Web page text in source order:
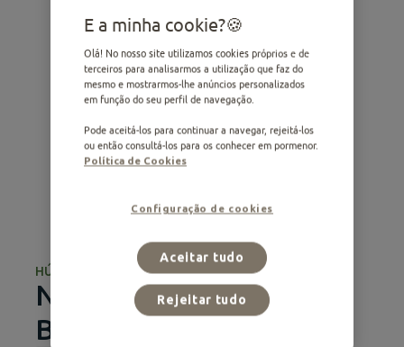
HÚMIDA
Nature com salmão e
Bacalhau
E a minha cookie?
Olá! No nosso site utilizamos cookies próprios e de
terceiros para analisarmos a utilização que faz do
mesmo e mostrarmos-lhe anúncios personalizados
em função do seu perfil de navegação.
Pode aceitá-los para continuar a navegar, rejeitá-los
ou então consultá-los para os conhecer em pormenor.
Política de Cookies
Configuração de cookies
Rejeitar tudo
Aceitar tudo